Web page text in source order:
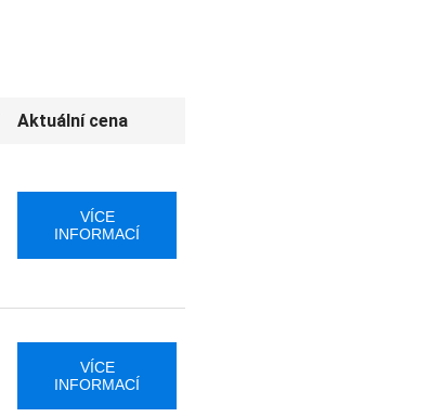
Aktuální cena
VÍCE
INFORMACÍ
VÍCE
INFORMACÍ